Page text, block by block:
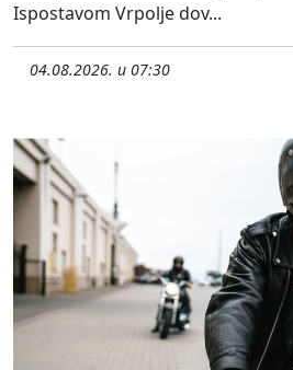
Ispostavom Vrpolje dov...
04.08.2026. u 07:30